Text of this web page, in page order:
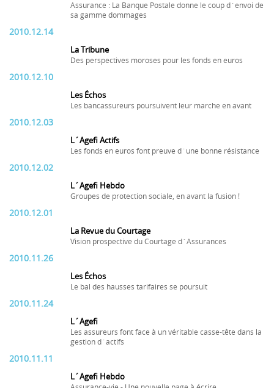
Assurance : La Banque Postale donne le coup d´envoi de
sa gamme dommages
2010.12.14
La Tribune
Des perspectives moroses pour les fonds en euros
2010.12.10
Les Échos
Les bancassureurs poursuivent leur marche en avant
2010.12.03
L´Agefi Actifs
Les fonds en euros font preuve d´une bonne résistance
2010.12.02
L´Agefi Hebdo
Groupes de protection sociale, en avant la fusion !
2010.12.01
La Revue du Courtage
Vision prospective du Courtage d´Assurances
2010.11.26
Les Échos
Le bal des hausses tarifaires se poursuit
2010.11.24
L´Agefi
Les assureurs font face à un véritable casse-tête dans la
gestion d´actifs
2010.11.11
L´Agefi Hebdo